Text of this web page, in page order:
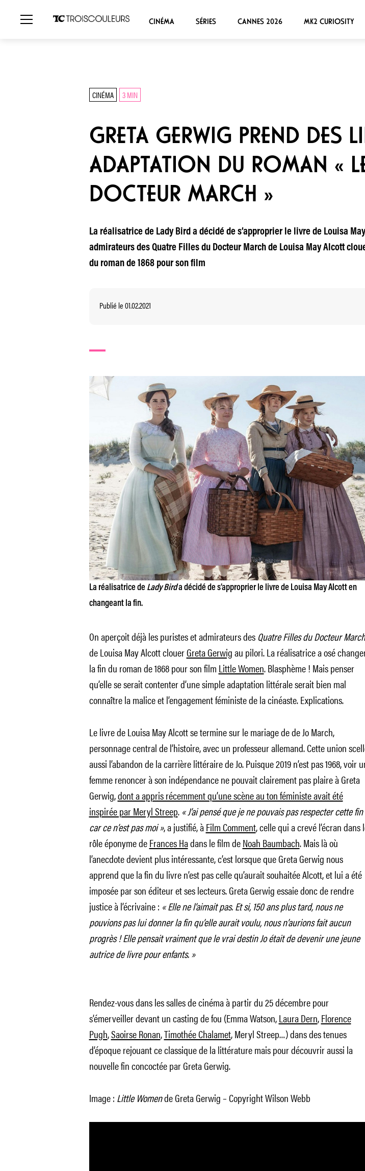
CINÉMA SÉRIES CANNES 2026 MK2 CURIOSITY
CINÉMA 3 MIN
GRETA GERWIG PREND DES
ADAPTATION DU ROMAN «
DOCTEUR MARCH »
La réalisatrice de Lady Bird a décidé de s’approprier le livre de Louisa
admirateurs des Quatre Filles du Docteur March de Louisa May Alcott
du roman de 1868 pour son film
Publié le 01.02.2021
La réalisatrice de Lady Birda décidé de s’approprier le livre de Louisa May Alcott en
changeant la fin.
On aperçoit déjà les puristes et admirateurs des Quatre Filles du Docteur March
de Louisa May Alcott clouerGreta Gerwigau pilori. La réalisatrice a osé
la fin du roman de 1868 pour son film Little Women. Blasphème ! Mais penser
qu’elle se serait contenter d’une simple adaptation littérale serait bien mal
connaître la malice et l’engagement féministe de la cinéaste. Explications.
Le livre de Louisa May Alcott se termine sur le mariage de de Jo March,
personnage central de l’histoire, avec un professeur allemand. Cette union
aussi l’abandon de la carrière littéraire de Jo. Puisque 2019 n’est pas 1968, voir
femme renoncer à son indépendance ne pouvait clairement pas plaire à Greta
Gerwig,dont a appris récemment qu’une scène au ton féministe avait été
inspirée par Meryl Streep. « J’ai pensé que je ne pouvais pas respecter cette fin
car ce n’est pas moi », a justifié, àFilm Comment, celle qui a crevé l’écran dans
rôle éponyme deFrances Hadans le film deNoah Baumbach. Mais là où
l’anecdote devient plus intéressante, c’est lorsque que Greta Gerwig nous
apprend que la fin du livre n’est pas celle qu’aurait souhaitée Alcott, et lui a été
imposée par son éditeur et ses lecteurs. Greta Gerwig essaie donc de rendre
justice à l’écrivaine : « Elle ne l’aimait pas. Et si, 150 ans plus tard, nous ne
pouvions pas lui donner la fin qu’elle aurait voulu, nous n’aurions fait aucun
progrès ! Elle pensait vraiment que le vrai destin Jo était de devenir une jeune
autrice de livre pour enfants. »
Rendez-vous dans les salles de cinéma à partir du 25 décembre pour
s’émerveiller devant un casting de fou (Emma Watson,Laura Dern,Florence
Pugh,Saoirse Ronan,Timothée Chalamet, Meryl Streep…) dans des tenues
d’époque rejouant ce classique de la littérature mais pour découvrir aussi la
nouvelle fin concoctée par Greta Gerwig.
Image : Little Womende Greta Gerwig – Copyright Wilson Webb